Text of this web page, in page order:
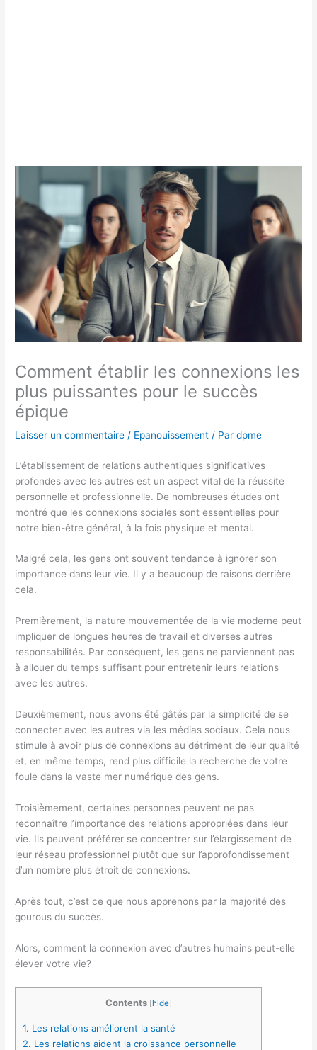
Comment établir les connexions les
plus puissantes pour le succès
épique
Laisser un commentaire / Epanouissement / Pardpme
L’établissement de relations authentiques significatives
profondes avec les autres est un aspect vital de la réussite
personnelle et professionnelle. De nombreuses études ont
montré que les connexions sociales sont essentielles pour
notre bien-être général, à la fois physique et mental.
Malgré cela, les gens ont souvent tendance à ignorer son
importance dans leur vie. Il y a beaucoup de raisons derrière
cela.
Premièrement, la nature mouvementée de la vie moderne peut
impliquer de longues heures de travail et diverses autres
responsabilités. Par conséquent, les gens ne parviennent pas
à allouer du temps suffisant pour entretenir leurs relations
avec les autres.
Deuxièmement, nous avons été gâtés par la simplicité de se
connecter avec les autres via les médias sociaux. Cela nous
stimule à avoir plus de connexions au détriment de leur qualité
et, en même temps, rend plus difficile la recherche de votre
foule dans la vaste mer numérique des gens.
Troisièmement, certaines personnes peuvent ne pas
reconnaître l’importance des relations appropriées dans leur
vie. Ils peuvent préférer se concentrer sur l’élargissement de
leur réseau professionnel plutôt que sur l’approfondissement
d’un nombre plus étroit de connexions.
Après tout, c’est ce que nous apprenons par la majorité des
gourous du succès.
Alors, comment la connexion avec d’autres humains peut-elle
élever votre vie?
Contents [hide]
1. Les relations améliorent la santé
2. Les relations aident la croissance personnelle